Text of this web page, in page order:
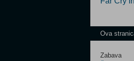
Ova
Zabava